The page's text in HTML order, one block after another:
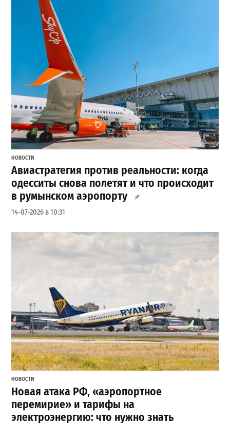
НОВОСТИ
Авиастратегия против реальности: когда
одесситы снова полетят и что происходит
в румынском аэропорту
14-07-2026 в 10:31
НОВОСТИ
Новая атака РФ, «аэропортное
перемирие» и тарифы на
электроэнергию: что нужно знать